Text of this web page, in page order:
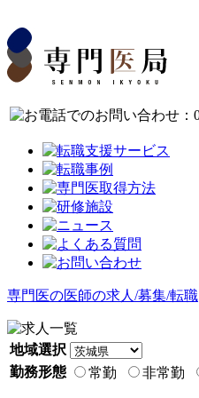
専門医の医師の求人/募集/転職
地域選択
勤務形態
常勤 非常勤